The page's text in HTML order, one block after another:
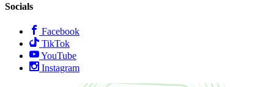
Socials
Facebook
TikTok
YouTube
Instagram